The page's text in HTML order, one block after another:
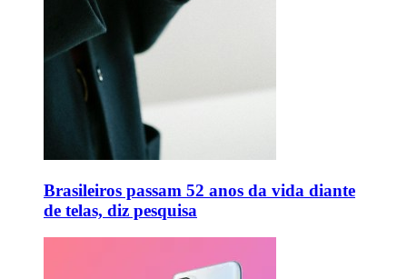
Brasileiros passam 52 anos da vida diante
de telas, diz pesquisa